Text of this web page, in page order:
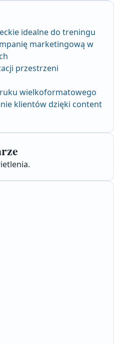
idealne do treningu
marketingową w
przestrzeni
wielkoformatowego
klientów dzięki content